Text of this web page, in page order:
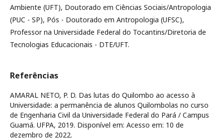
Ambiente (UFT), Doutorado em Ciências Sociais/Antropologia
(PUC - SP), Pós - Doutorado em Antropologia (UFSC),
Professor na Universidade Federal do Tocantins/Diretoria de
Tecnologias Educacionais - DTE/UFT.
Referências
AMARAL NETO, P. D. Das lutas do Quilombo ao acesso à
Universidade: a permanência de alunos Quilombolas no curso
de Engenharia Civil da Universidade Federal do Pará / Campus
Guamá. UFPA, 2019. Disponível em: Acesso em: 10 de
dezembro de 2022.